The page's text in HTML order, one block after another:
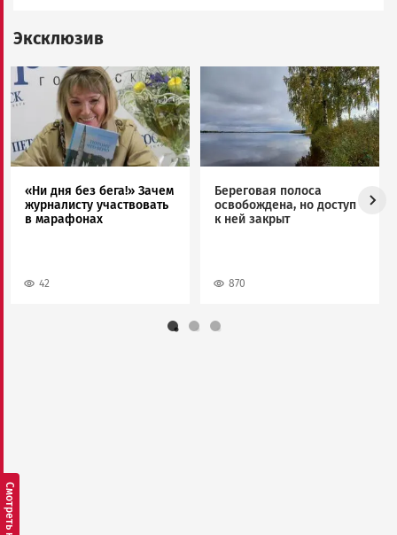
Эксклюзив
Image
«Ни дня без бега!» Зачем
журналисту участвовать
в марафонах
42
Береговая полоса
освобождена, но доступ
к ней закрыт
870